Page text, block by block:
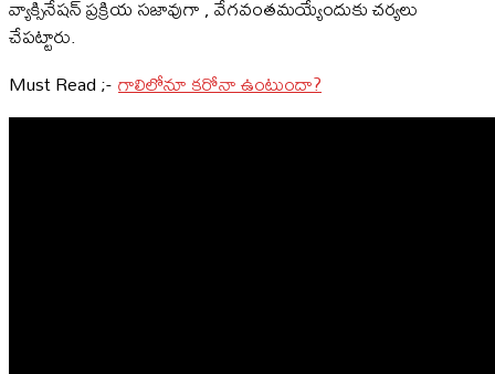
వ్యాక్సినేషన్ ప్రక్రియ సజావుగా , వేగవంతమయ్యేందుకు చర్యలు
చేపట్టారు.
Must Read ;-గాలిలోనూ కరోనా ఉంటుందా?